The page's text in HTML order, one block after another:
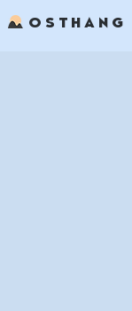
OSTHANG